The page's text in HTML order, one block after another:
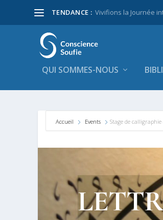
TENDANCE : Vivifions la Journée
QUI SOMMES-NOUS
Accueil Events Stage de calligraphie